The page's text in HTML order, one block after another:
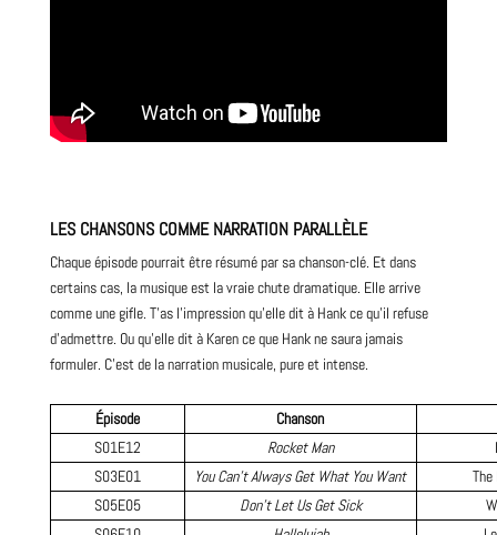
LES CHANSONS COMME NARRATION PARALLÈLE
Chaque épisode pourrait être résumé par sa chanson-clé. Et dans
certains cas, la musique est la vraie chute dramatique. Elle arrive
comme une gifle. T’as l’impression qu’elle dit à Hank ce qu’il refuse
d’admettre. Ou qu’elle dit à Karen ce que Hank ne saura jamais
formuler. C’est de la narration musicale, pure et intense.
Épisode
Chanson
S01E12
Rocket Man
S03E01
You Can’t Always Get What You Want The
S05E05
Don’t Let Us Get Sick